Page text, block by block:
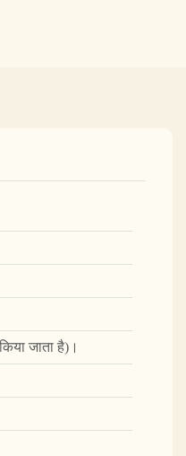
जाता है)।